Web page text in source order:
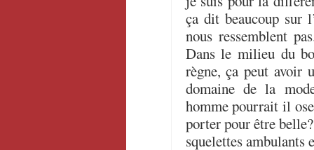
ça dit beaucoup sur
nous ressemblent
Dans le milieu du
règne, ça peut avoir
domaine de la
homme pourrait il
porter pour être
squelettes ambulants